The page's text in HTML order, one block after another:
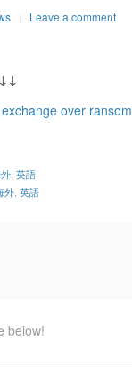
Leave a comment
over
英語
外 英語
below!